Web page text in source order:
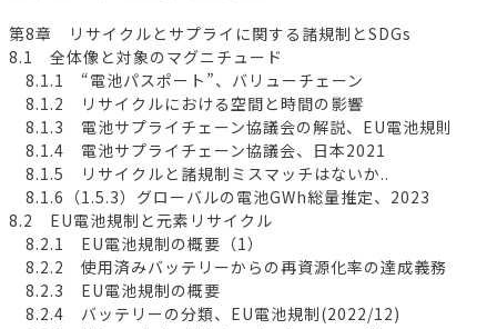
第8章 リサイクルとサプライに関する諸規制とSDGs
8.1 全体像と対象のマグニチュード
8.1.1 “電池パスポート”、バリューチェーン
8.1.2 リサイクルにおける空間と時間の影響
8.1.3 電池サプライチェーン協議会の解説、EU電池規則
8.1.4 電池サプライチェーン協議会、日本2021
8.1.5 リサイクルと諸規制ミスマッチはないか..
8.1.6（1.5.3）グローバルの電池GWh総量推定、2023
8.2 EU電池規制と元素リサイクル
8.2.1 EU電池規制の概要（1）
8.2.2 使用済みバッテリーからの再資源化率の達成義務
8.2.3 EU電池規制の概要
8.2.4 バッテリーの分類、EU電池規制(2022/12)